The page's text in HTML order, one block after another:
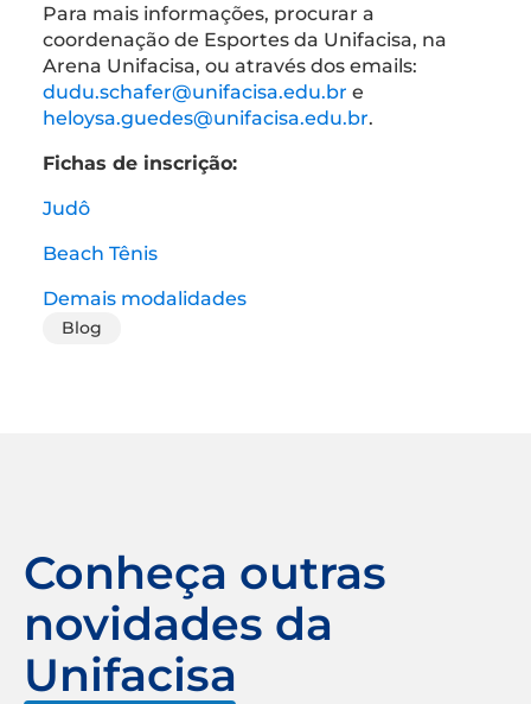
Para mais informações, procurar a
coordenação de Esportes da Unifacisa, na
Arena Unifacisa, ou através dos emails:
dudu.schafer@unifacisa.edu.br e
heloysa.guedes@unifacisa.edu.br.
Fichas de inscrição:
Judô
Beach Tênis
Demais modalidades
Blog
Conheça outras
novidades da
Unifacisa